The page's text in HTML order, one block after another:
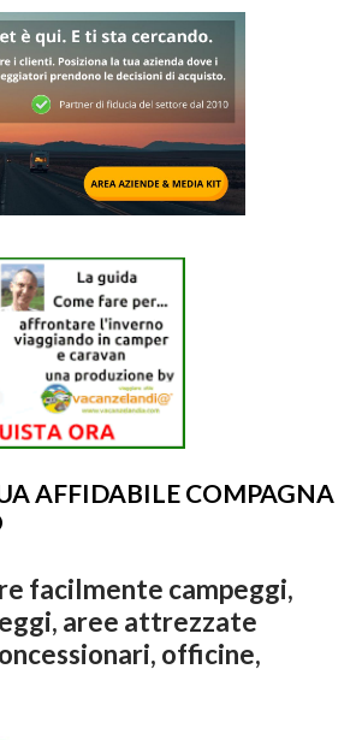
AFFIDABILE COMPAGNA
facilmente campeggi,
aree attrezzate
officine,